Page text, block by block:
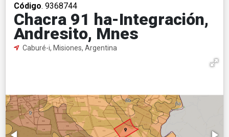
Código. 9368744
Chacra 91 ha-Integración,
Andresito, Mnes
Caburé-i, Misiones, Argentina